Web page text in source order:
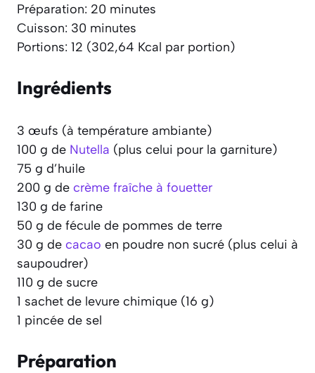
Préparation: 20 minutes
Cuisson: 30 minutes
Portions: 12 (302,64 Kcal par portion)
Ingrédients
3 œufs (à température ambiante)
100 g de Nutella (plus celui pour la garniture)
75 g d’huile
200 g de crème fraîche à fouetter
130 g de farine
50 g de fécule de pommes de terre
30 g de cacao en poudre non sucré (plus celui à
saupoudrer)
110 g de sucre
1 sachet de levure chimique (16 g)
1 pincée de sel
Préparation